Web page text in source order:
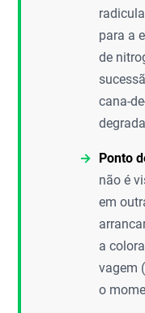
para a
de
cana-
Ponto
não é
em
a
vagem
o